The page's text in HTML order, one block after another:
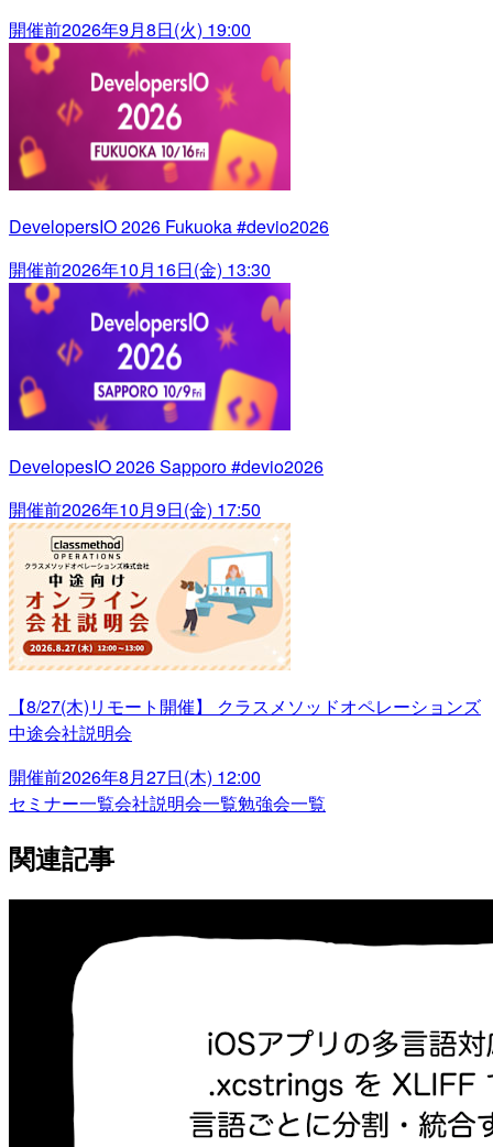
開催前2026年9月8日(火) 19:00
DevelopersIO 2026 Fukuoka #devio2026
開催前2026年10月16日(金) 13:30
DevelopesIO 2026 Sapporo #devio2026
開催前2026年10月9日(金) 17:50
【8/27(木)リモート開催】 クラスメソッドオペレーションズ
中途会社説明会
開催前2026年8月27日(木) 12:00
セミナー一覧会社説明会一覧勉強会一覧
関連記事